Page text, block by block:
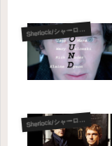
Sherlock/シャーロック-S2
Sherlock/シャーロック-S1